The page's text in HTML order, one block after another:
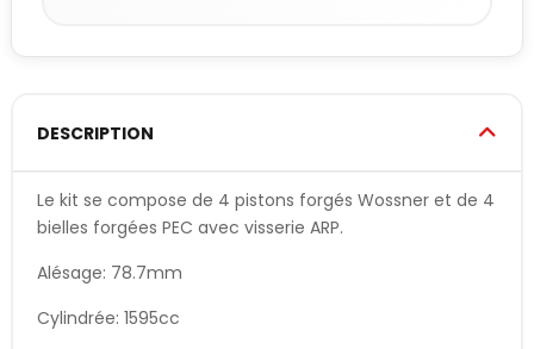
DESCRIPTION
Le kit se compose de 4 pistons forgés Wossner et de 4
bielles forgées PEC avec visserie ARP.
Alésage: 78.7mm
Cylindrée: 1595cc